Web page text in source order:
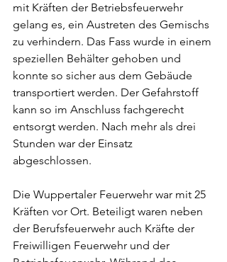
mit Kräften der Betriebsfeuerwehr
gelang es, ein Austreten des Gemischs
zu verhindern. Das Fass wurde in einem
speziellen Behälter gehoben und
konnte so sicher aus dem Gebäude
transportiert werden. Der Gefahrstoff
kann so im Anschluss fachgerecht
entsorgt werden. Nach mehr als drei
Stunden war der Einsatz
abgeschlossen.
Die Wuppertaler Feuerwehr war mit 25
Kräften vor Ort. Beteiligt waren neben
der Berufsfeuerwehr auch Kräfte der
Freiwilligen Feuerwehr und der